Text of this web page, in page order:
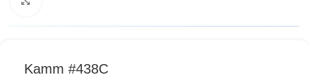
Kamm #438C